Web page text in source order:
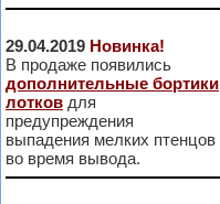
29.04.2019 Новинка!
В продаже появились
дополнительные бортики
лотков для
предупреждения
выпадения мелких птенцов
во время вывода.